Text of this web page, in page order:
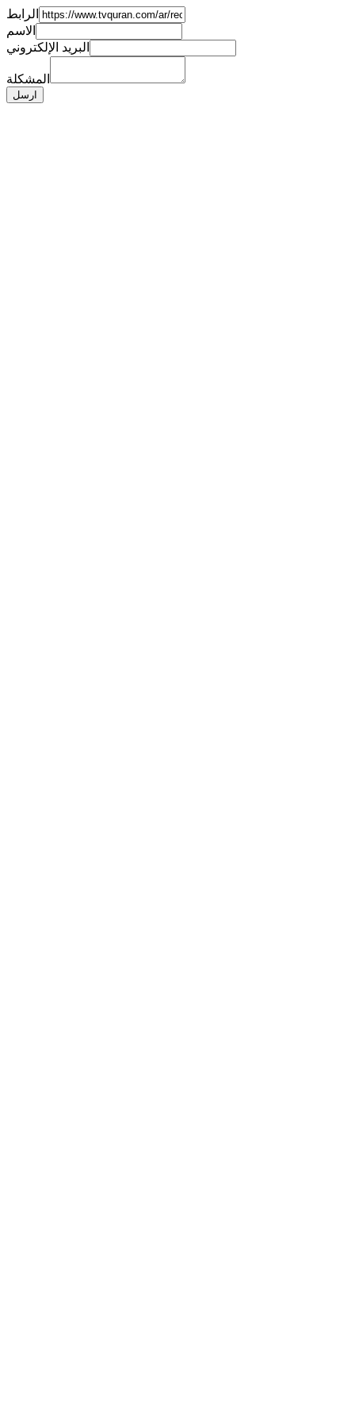
الرابط
الاسم
البريد الإلكتروني
المشكلة
ارسل